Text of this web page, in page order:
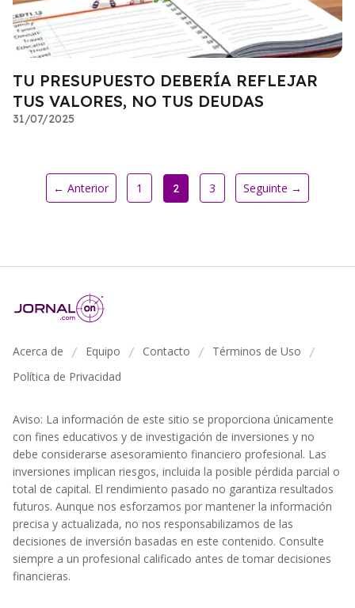
TU PRESUPUESTO DEBERÍA REFLEJAR
TUS VALORES, NO TUS DEUDAS
31/07/2025
← Anterior 1 2 3 Seguinte →
Acerca de / Equipo / Contacto / Términos de Uso /
Política de Privacidad
Aviso: La información de este sitio se proporciona únicamente
con fines educativos y de investigación de inversiones y no
debe considerarse asesoramiento financiero profesional. Las
inversiones implican riesgos, incluida la posible pérdida parcial o
total de capital. El rendimiento pasado no garantiza resultados
futuros. Aunque nos esforzamos por mantener la información
precisa y actualizada, no nos responsabilizamos de las
decisiones de inversión basadas en este contenido. Consulte
siempre a un profesional calificado antes de tomar decisiones
financieras.